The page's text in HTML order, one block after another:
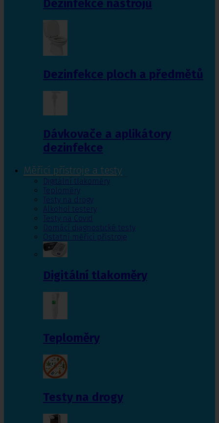
Dezinfekce nástrojů
Dezinfekce ploch a předmětů
Dávkovače a aplikátory
dezinfekce
Měřící přístroje a testy
Digitální tlakoměry
Teploměry
Testy na drogy
Alkohol testery
Testy na Covid
Domácí diagnostické testy
Ostatní měřící přístroje
Digitální tlakoměry
Teploměry
Testy na drogy